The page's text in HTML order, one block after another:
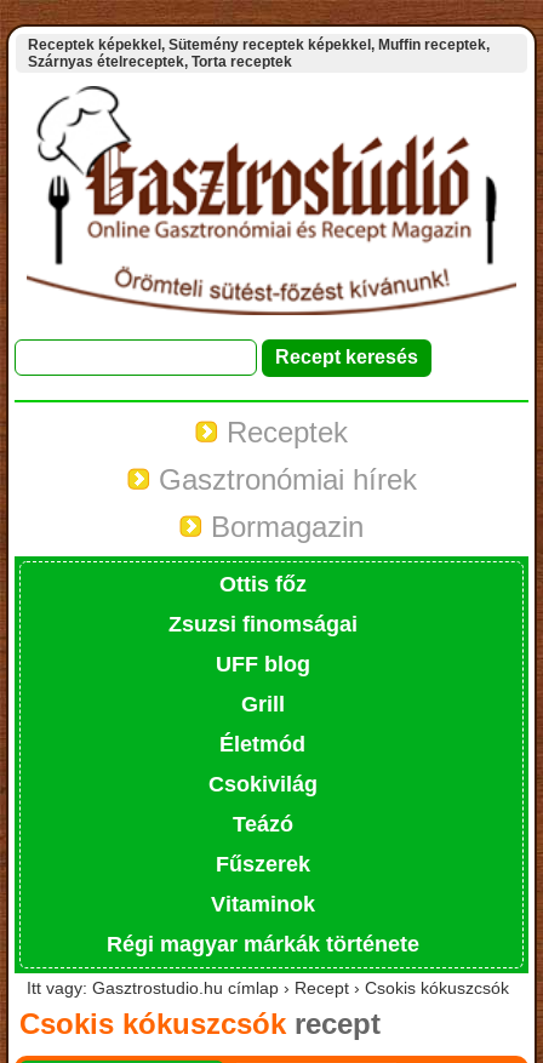
Receptek képekkel, Sütemény receptek képekkel, Muffin receptek,
Szárnyas ételreceptek, Torta receptek
Receptek
Gasztronómiai hírek
Bormagazin
Ottis főz
Zsuzsi finomságai
UFF blog
Grill
Életmód
Csokivilág
Teázó
Fűszerek
Vitaminok
Régi magyar márkák története
Itt vagy: Gasztrostudio.hu címlap › Recept › Csokis kókuszcsók
Csokis kókuszcsók recept